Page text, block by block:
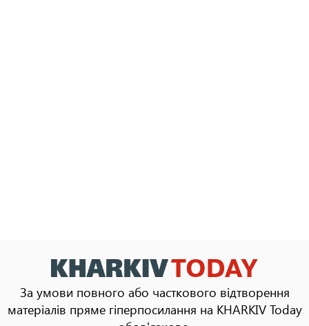
За умови повного або часткового відтворення
матеріалів пряме гіперпосилання на KHARKIV Today